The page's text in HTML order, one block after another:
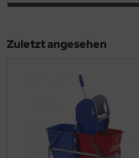
Zuletzt angesehen